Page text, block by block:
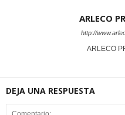
ARLECO
http://
ARLECO
DEJA UNA RESPUESTA